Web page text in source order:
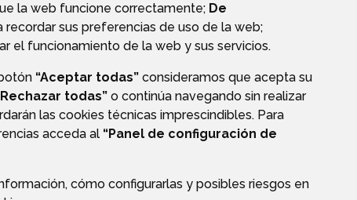
la web funcione correctamente; De
recordar sus preferencias de uso de la web;
el funcionamiento de la web y sus servicios.
“Aceptar todas” consideramos que acepta su
todas” o continúa navegando sin realizar
las cookies técnicas imprescindibles. Para
acceda al “Panel de configuración de
cómo configurarlas y posibles riesgos en
ACCESIBILIDAD POLÍTICA DE COOKIES